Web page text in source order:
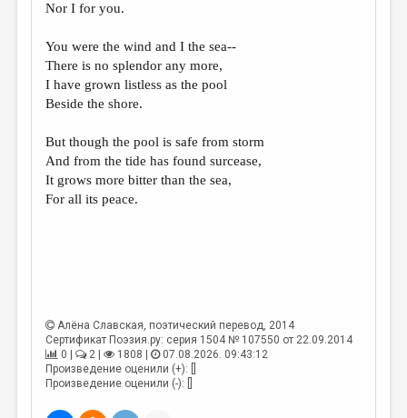
ОБЪЯВЛЕНИЯ
КОЛОНКА РЕДАКТОРА
РЕДКОЛЛЕГИЯ
МАЛАЯ ПРОЗА
ЭССЕИСТИКА
ЦИКЛЫ ПУБЛИКАЦИЙ
ТРЕДИАКОВСКИЙ
Nor I for you.
You were the wind and I the sea--
There is no splendor any more,
I have grown listless as the pool
Beside the shore.
But though the pool is safe from storm
And from the tide has found surcease,
It grows more bitter than the sea,
For all its peace.
Алёна Славская, поэтический перевод, 2014
Сертификат Поэзия.ру: серия 1504 № 107550 от 22.09.2014
0 |
2 | 1808 |
07.08.2026. 09:43:12
Произведение оценили (+): []
Произведение оценили (-): []